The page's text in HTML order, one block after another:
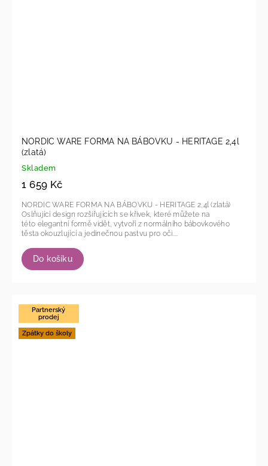
NORDIC WARE FORMA NA BÁBOVKU - HERITAGE 2,4l
(zlatá)
Skladem
1 659 Kč
Do košíku
NORDIC WARE FORMA NA BÁBOVKU - HERITAGE 2,4l (zlatá)
Oslňující design rozšiřujících se křivek, které můžete na
této elegantní formě vidět, vytvoří z normálního bábovkového
těsta okouzlující a jedinečnou pastvu pro oči....
Partnerský
prodej
Zpátky do školy